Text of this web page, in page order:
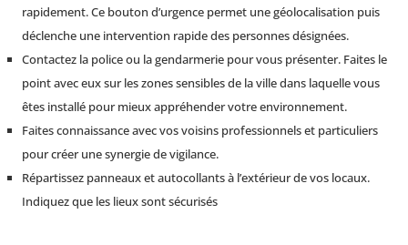
rapidement. Ce bouton d’urgence permet une géolocalisation puis
déclenche une intervention rapide des personnes désignées.
Contactez la police ou la gendarmerie pour vous présenter. Faites le
point avec eux sur les zones sensibles de la ville dans laquelle vous
êtes installé pour mieux appréhender votre environnement.
Faites connaissance avec vos voisins professionnels et particuliers
pour créer une synergie de vigilance.
Répartissez panneaux et autocollants à l’extérieur de vos locaux.
Indiquez que les lieux sont sécurisés